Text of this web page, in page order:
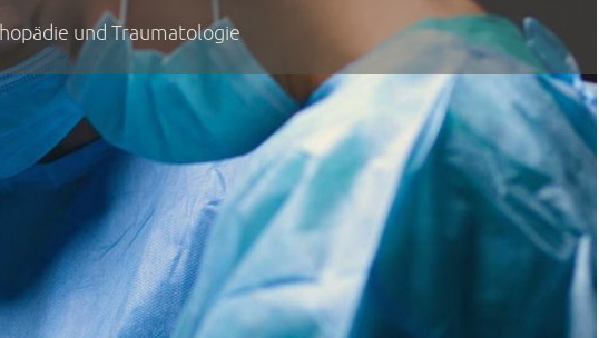
und Traumatologie